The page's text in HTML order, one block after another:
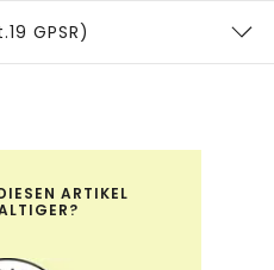
GPSR)
ARTIKEL